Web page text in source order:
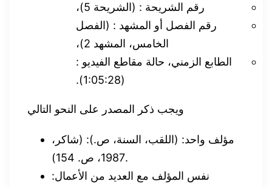
رقم الشريحة : (الشريحة 5)،
رقم الفصل أو المشهد : (الفصل
الخامس، المشهد 2)،
الطابع الزمني، حالة مقاطع الفيديو :
(1:05:28).
ويجب ذكر المصدر على النحو التالي
مؤلف واحد: (اللقب، السنة، ص.): (شاكر،
1987، ص. 154).
نفس المؤلف مع العديد من الأعمال: